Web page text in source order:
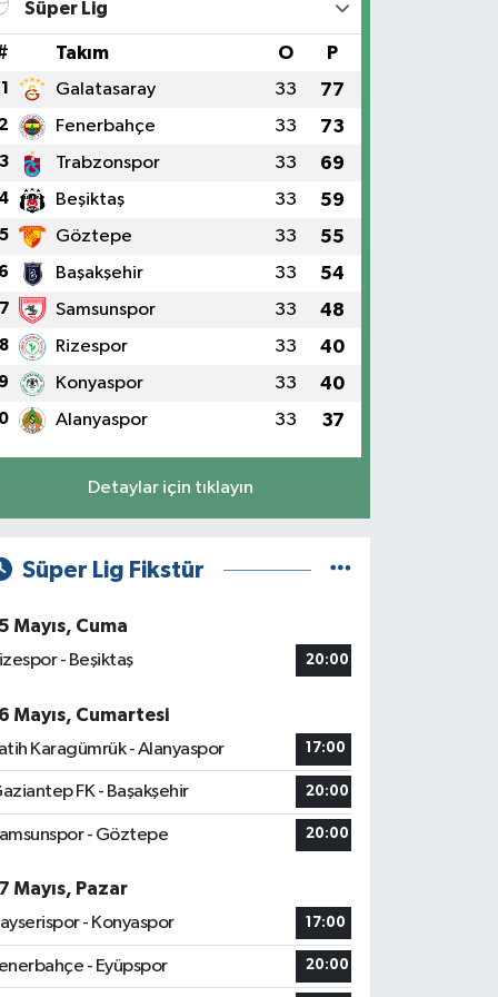
Süper Lig
Takım O P
1 Galatasaray 33 77
Fenerbahçe 33 73
3 Trabzonspor 33 69
Beşiktaş 33 59
5 Göztepe 33 55
Başakşehir 33 54
7 Samsunspor 33 48
8 Rizespor 33 40
Konyaspor 33 40
Alanyaspor 33 37
Detaylar için tıklayın
Süper Lig Fikstür
Mayıs, Cuma
- Beşiktaş
20:00
Mayıs, Cumartesi
Karagümrük - Alanyaspor
17:00
FK - Başakşehir 20:00
- Göztepe 20:00
Mayıs, Pazar
- Konyaspor
17:00
- Eyüpspor 20:00